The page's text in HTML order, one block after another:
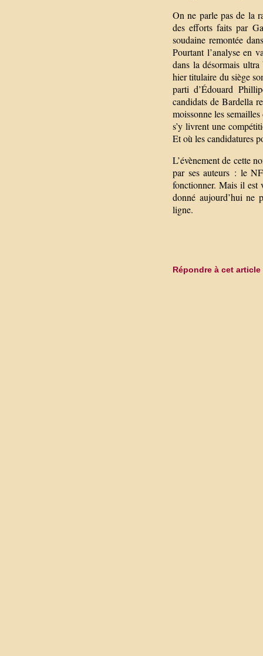
On ne parle pas de la
des efforts faits par
soudaine remontée
Pourtant l’analyse en
dans la désormais
hier titulaire du siège
parti d’Édouard
candidats de Bardella
moissonne les
s’y livrent une
Et où les candidatures
L’évènement de cette
par ses auteurs : le
fonctionner. Mais il est
donné aujourd’hui ne
ligne.
Répondre à cet article